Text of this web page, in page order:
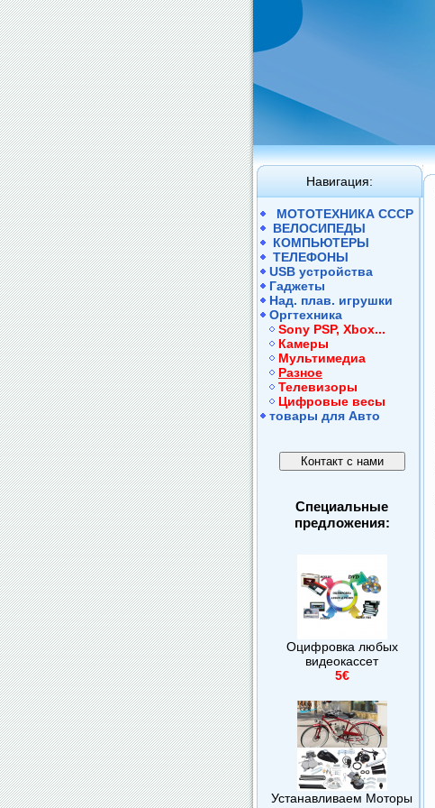
Навигация:
МОТОТЕХНИКА СССР
ВЕЛОСИПЕДЫ
КОМПЬЮТЕРЫ
ТЕЛЕФОНЫ
USB устройства
Гаджеты
Над. плав. игрушки
Оргтехника
Sony PSP, Xbox...
Камеры
Мультимедиа
Разное
Телевизоры
Цифровые весы
товары для Авто
Специальные
предложения:
Оцифровка любых
видеокассет
5€
Устанавливаем Моторы